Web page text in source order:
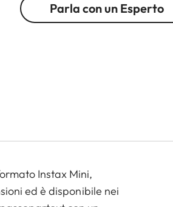
Parla con un Esperto
Instax Mini,
ed è disponibile nei